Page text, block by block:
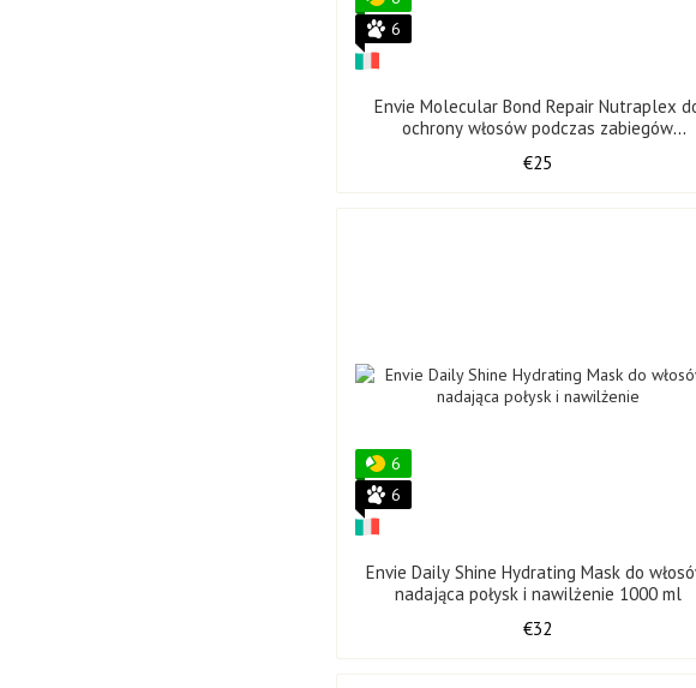
🎁
6
Envie Molecular Bond Repair Nutraplex
ochrony włosów podczas zabiegów
€25
6
6
Envie Daily Shine Hydrating Mask do
nadająca połysk i nawilżenie 1000 ml
€32